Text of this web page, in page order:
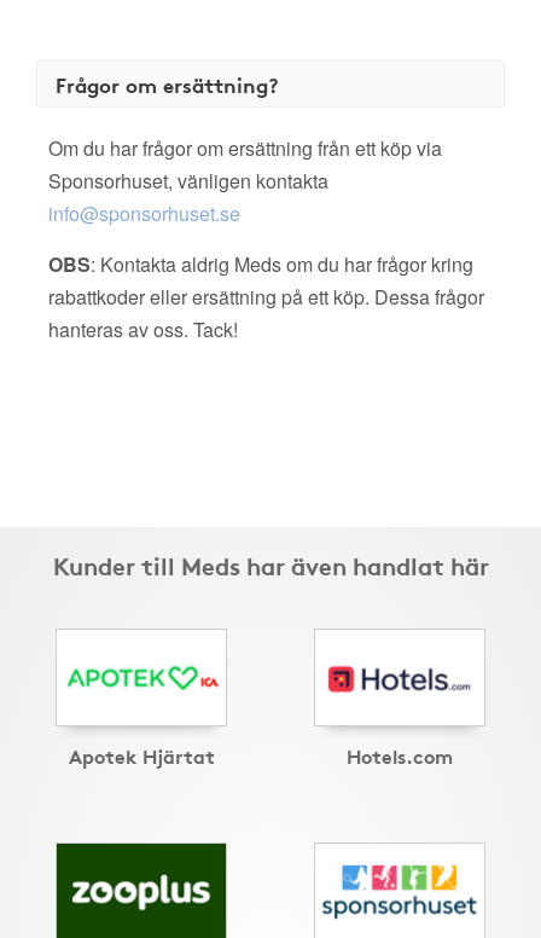
Frågor om ersättning?
Om du har frågor om ersättning från ett köp via
Sponsorhuset, vänligen kontakta
info@sponsorhuset.se
OBS: Kontakta aldrig Meds om du har frågor kring
rabattkoder eller ersättning på ett köp. Dessa frågor
hanteras av oss. Tack!
Kunder till Meds har även handlat här
Apotek Hjärtat Hotels.com